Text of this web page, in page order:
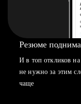
Резюме
И в топ откликов
не нужно за этим
чаще